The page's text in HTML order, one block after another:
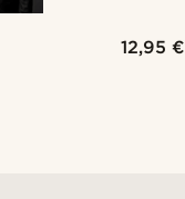
12,95 €